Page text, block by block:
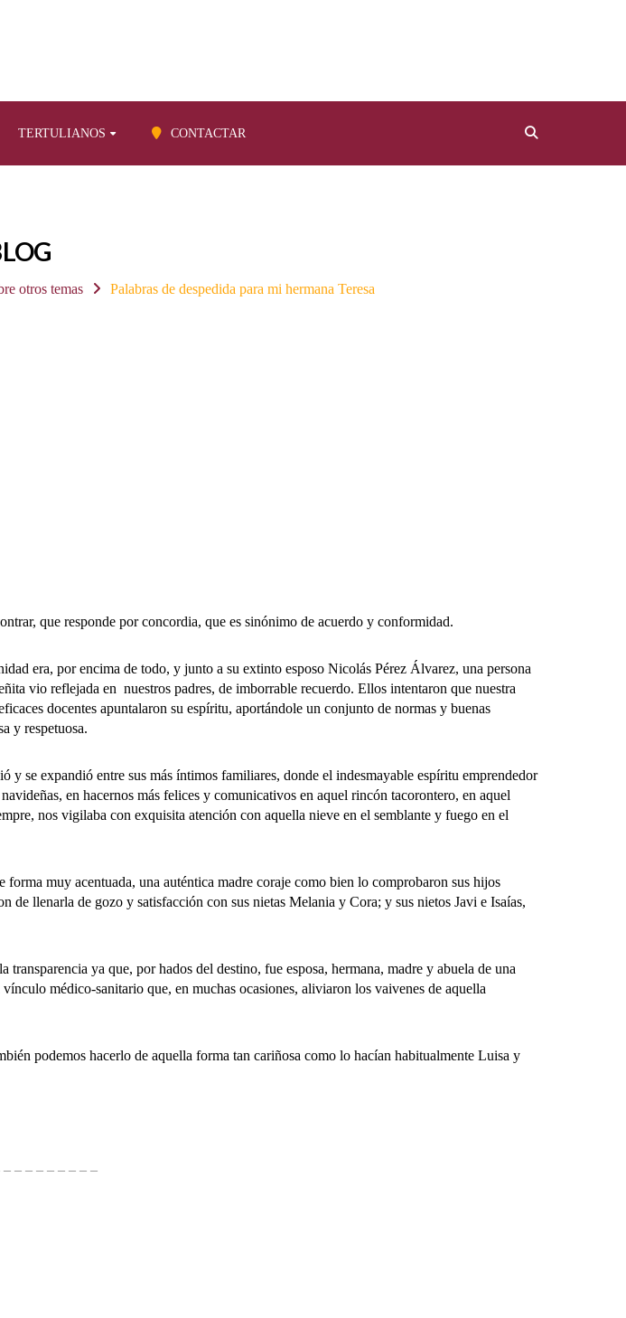
TERTULIANOS CONTACTAR
otros temas Palabras de despedida para mi hermana Teresa
que responde por concordia, que es sinónimo de acuerdo y conformidad.
era, por encima de todo, y junto a su extinto esposo Nicolás Pérez Álvarez, una persona
vio reflejada en nuestros padres, de imborrable recuerdo. Ellos intentaron que nuestra
docentes apuntalaron su espíritu, aportándole un conjunto de normas y buenas
y respetuosa.
expandió entre sus más íntimos familiares, donde el indesmayable espíritu emprendedor
en hacernos más felices y comunicativos en aquel rincón tacorontero, en aquel
nos vigilaba con exquisita atención con aquella nieve en el semblante y fuego en el
muy acentuada, una auténtica madre coraje como bien lo comprobaron sus hijos
llenarla de gozo y satisfacción con sus nietas Melania y Cora; y sus nietos Javi e Isaías,
ya que, por hados del destino, fue esposa, hermana, madre y abuela de una
médico-sanitario que, en muchas ocasiones, aliviaron los vaivenes de aquella
podemos hacerlo de aquella forma tan cariñosa como lo hacían habitualmente Luisa y
– – – – – – – – –